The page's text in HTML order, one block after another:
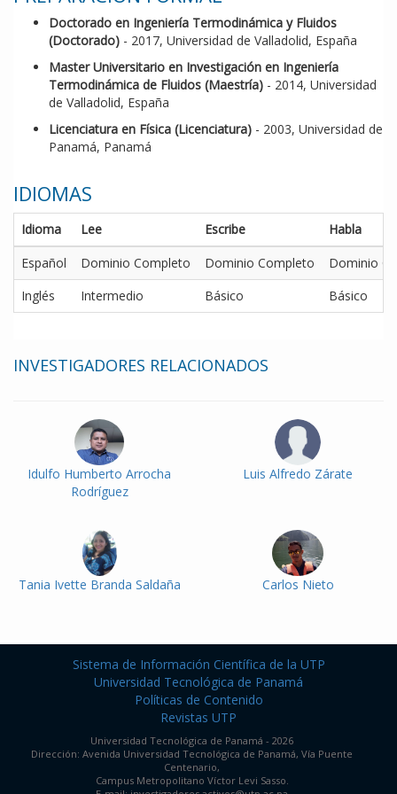
Doctorado en Ingeniería Termodinámica y Fluidos
(Doctorado) - 2017, Universidad de Valladolid, España
Master Universitario en Investigación en Ingeniería
Termodinámica de Fluidos (Maestría) - 2014, Universidad
de Valladolid, España
Licenciatura en Física (Licenciatura) - 2003, Universidad de
Panamá, Panamá
IDIOMAS
Idioma Lee Escribe
Habla
Español
Dominio Completo Dominio Completo
Dominio
Inglés
Intermedio Básico Básico
INVESTIGADORES RELACIONADOS
Idulfo Humberto Arrocha
Rodríguez
Luis Alfredo Zárate
Tania Ivette Branda Saldaña Carlos Nieto
Sistema de Información Científica de la UTP
Universidad Tecnológica de Panamá
Políticas de Contenido
Revistas UTP
Universidad Tecnológica de Panamá - 2026
Dirección: Avenida Universidad Tecnológica de Panamá, Vía Puente
Centenario,
Campus Metropolitano Víctor Levi Sasso.